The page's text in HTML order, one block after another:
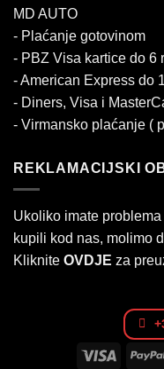
MD AUTO
- Plaćanje gotovinom
- PBZ Visa kartice do 6
- American Express do
- Diners, Visa i
- Virmansko plaćanje (
REKLAMACIJSKI
Ukoliko imate
kupili kod nas, molimo
Kliknite OVDJE za
Visa